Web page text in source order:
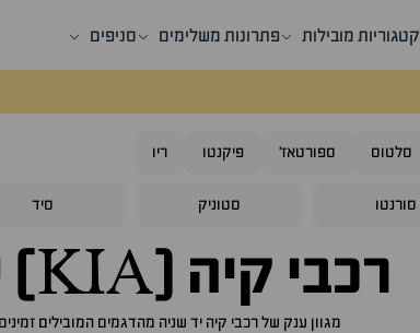
קטגוריות מובילות פתרונות משלימים סניפים
סלטוס ספורטאז' פיקנטו ריו
סורנטו סטוניק סיד
רכבי קיה (KIA) יד שניה למכירה
מגוון ענק של רכבי קיה יד שניה מהדגמים המובילים